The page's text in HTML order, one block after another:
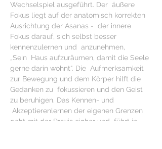
Wechselspiel ausgeführt. Der  äußere
Fokus liegt auf der anatomisch korrekten
Ausrichtung der Asanas -  der innere
Fokus darauf, sich selbst besser
kennenzulernen und  anzunehmen,
„Sein  Haus aufzuräumen, damit die Seele
gerne darin wohnt“. Die  Aufmerksamkeit
zur Bewegung und dem Körper hilft die
Gedanken zu  fokussieren und den Geist
zu beruhigen. Das Kennen- und
Akzeptierenlernen der eigenen Grenzen
geht mit der Praxis einher und  führt in